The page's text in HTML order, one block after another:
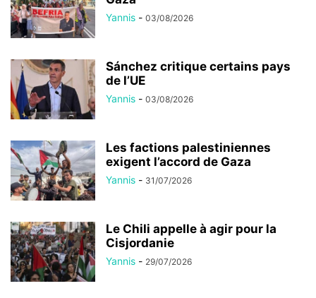
Yannis - 03/08/2026
Sánchez critique certains pays
de l’UE
Yannis - 03/08/2026
Les factions palestiniennes
exigent l’accord de Gaza
Yannis - 31/07/2026
Le Chili appelle à agir pour la
Cisjordanie
Yannis - 29/07/2026